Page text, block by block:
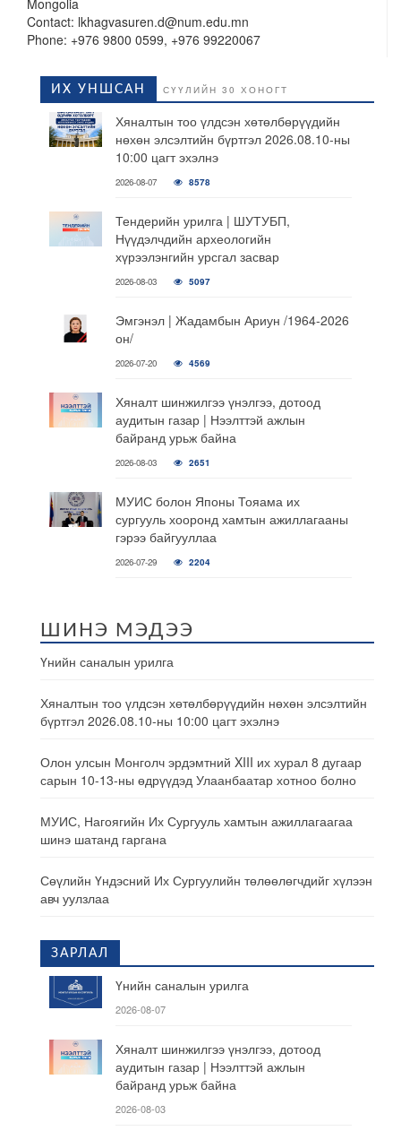
Contact: lkhagvasuren.d@num.edu.mn
Phone: +976 9800 0599, +976 99220067
ИХ УНШСАН СҮҮЛИЙН 30 ХОНОГТ
Хяналтын тоо үлдсэн хөтөлбөрүүдийн
нөхөн элсэлтийн бүртгэл 2026.08.10-ны
10:00 цагт эхэлнэ
2026-08-07 8578
Тендерийн урилга | ШУТУБП,
Нүүдэлчдийн археологийн
хүрээлэнгийн урсгал засвар
2026-08-03 5097
Эмгэнэл | Жадамбын Ариун /1964-2026
он/
2026-07-20 4569
Хяналт шинжилгээ үнэлгээ, дотоод
аудитын газар | Нээлттэй ажлын
байранд урьж байна
2026-08-03 2651
МУИС болон Японы Тояама их
сургууль хооронд хамтын ажиллагааны
гэрээ байгууллаа
2026-07-29 2204
ШИНЭ МЭДЭЭ
Үнийн саналын урилга
Хяналтын тоо үлдсэн хөтөлбөрүүдийн нөхөн элсэлтийн
бүртгэл 2026.08.10-ны 10:00 цагт эхэлнэ
Олон улсын Монголч эрдэмтний XIII их хурал 8 дугаар
сарын 10-13-ны өдрүүдэд Улаанбаатар хотноо болно
МУИС, Нагоягийн Их Сургууль хамтын ажиллагаагаа
шинэ шатанд гаргана
Сөүлийн Үндэсний Их Сургуулийн төлөөлөгчдийг хүлээн
авч уулзлаа
ЗАРЛАЛ
Үнийн саналын урилга
2026-08-07
Хяналт шинжилгээ үнэлгээ, дотоод
аудитын газар | Нээлттэй ажлын
байранд урьж байна
2026-08-03